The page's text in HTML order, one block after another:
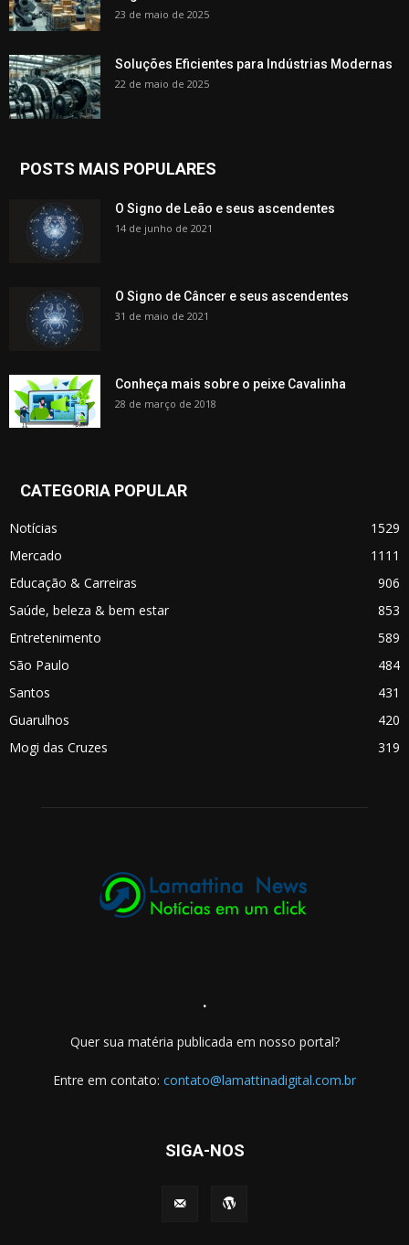
23 de maio de 2025
Soluções Eficientes para Indústrias Modernas
22 de maio de 2025
POSTS MAIS POPULARES
O Signo de Leão e seus ascendentes
14 de junho de 2021
O Signo de Câncer e seus ascendentes
31 de maio de 2021
Conheça mais sobre o peixe Cavalinha
28 de março de 2018
CATEGORIA POPULAR
Notícias
1529
Mercado
1111
Educação & Carreiras
906
Saúde, beleza & bem estar
853
Entretenimento
589
São Paulo
484
Santos
431
Guarulhos
420
Mogi das Cruzes
319
.
Quer sua matéria publicada em nosso portal?
Entre em contato: contato@lamattinadigital.com.br
SIGA-NOS